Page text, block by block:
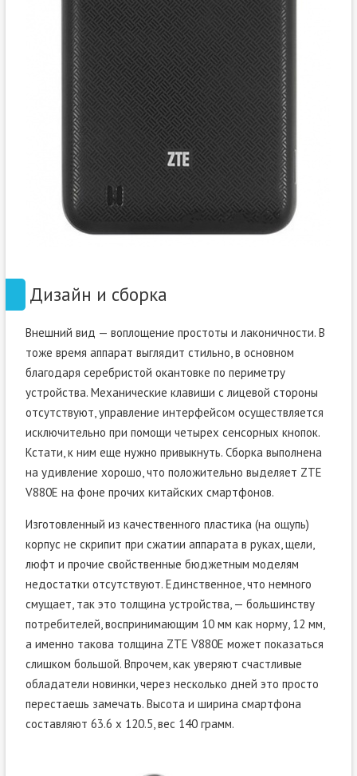
Дизайн и сборка
Внешний вид — воплощение простоты и лаконичности. В
тоже время аппарат выглядит стильно, в основном
благодаря серебристой окантовке по периметру
устройства. Механические клавиши с лицевой стороны
отсутствуют, управление интерфейсом осуществляется
исключительно при помощи четырех сенсорных кнопок.
Кстати, к ним еще нужно привыкнуть. Сборка выполнена
на удивление хорошо, что положительно выделяет ZTE
V880E на фоне прочих китайских смартфонов.
Изготовленный из качественного пластика (на ощупь)
корпус не скрипит при сжатии аппарата в руках, щели,
люфт и прочие свойственные бюджетным моделям
недостатки отсутствуют. Единственное, что немного
смущает, так это толщина устройства, — большинству
потребителей, воспринимающим 10 мм как норму, 12 мм,
а именно такова толщина ZTE V880E может показаться
слишком большой. Впрочем, как уверяют счастливые
обладатели новинки, через несколько дней это просто
перестаешь замечать. Высота и ширина смартфона
составляют 63.6 x 120.5, вес 140 грамм.